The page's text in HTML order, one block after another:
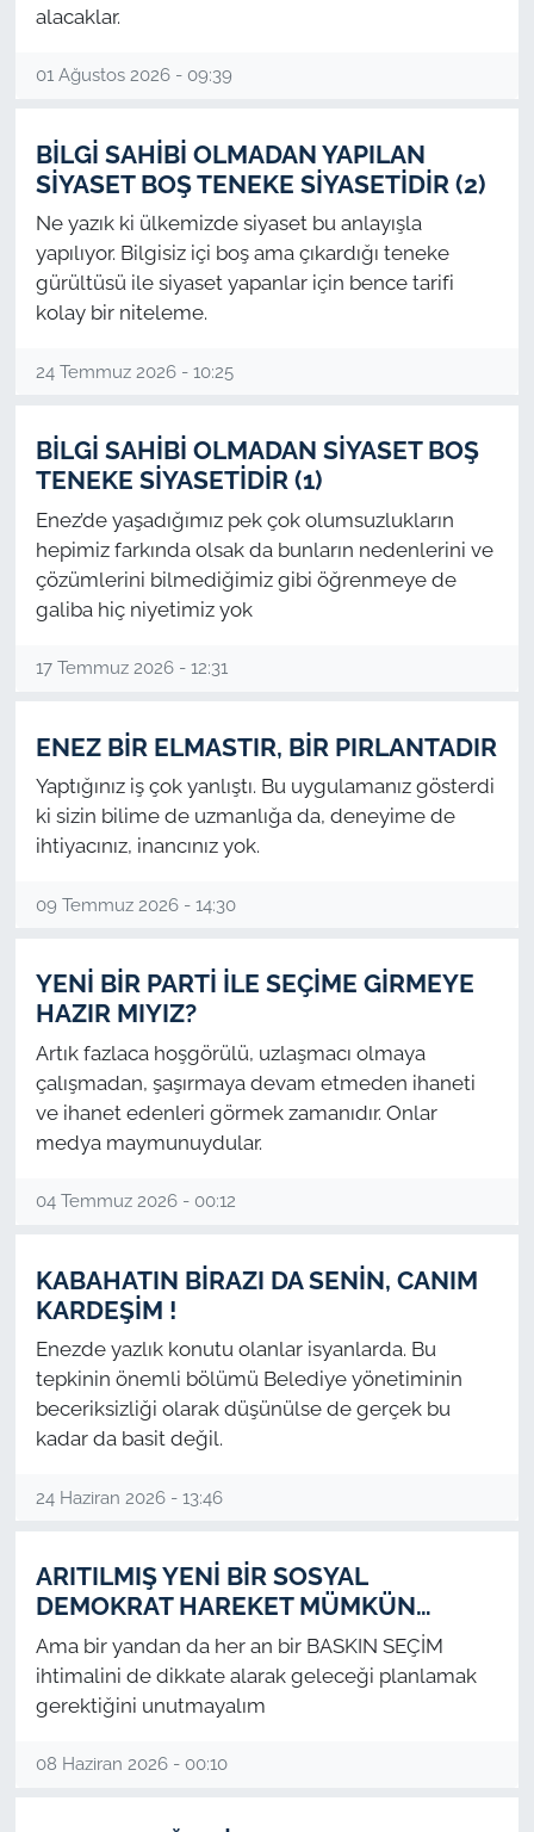
alacaklar.
01 Ağustos 2026 - 09:39
BİLGİ SAHİBİ OLMADAN YAPILAN
SİYASET BOŞ TENEKE SİYASETİDİR (2)
Ne yazık ki ülkemizde siyaset bu anlayışla
yapılıyor. Bilgisiz içi boş ama çıkardığı teneke
gürültüsü ile siyaset yapanlar için bence tarifi
kolay bir niteleme.
24 Temmuz 2026 - 10:25
BİLGİ SAHİBİ OLMADAN SİYASET BOŞ
TENEKE SİYASETİDİR (1)
Enez’de yaşadığımız pek çok olumsuzlukların
hepimiz farkında olsak da bunların nedenlerini ve
çözümlerini bilmediğimiz gibi öğrenmeye de
galiba hiç niyetimiz yok
17 Temmuz 2026 - 12:31
ENEZ BİR ELMASTIR, BİR PIRLANTADIR
Yaptığınız iş çok yanlıştı. Bu uygulamanız gösterdi
ki sizin bilime de uzmanlığa da, deneyime de
ihtiyacınız, inancınız yok.
09 Temmuz 2026 - 14:30
YENİ BİR PARTİ İLE SEÇİME GİRMEYE
HAZIR MIYIZ?
Artık fazlaca hoşgörülü, uzlaşmacı olmaya
çalışmadan, şaşırmaya devam etmeden ihaneti
ve ihanet edenleri görmek zamanıdır. Onlar
medya maymunuydular.
04 Temmuz 2026 - 00:12
KABAHATIN BİRAZI DA SENİN, CANIM
KARDEŞİM !
Enezde yazlık konutu olanlar isyanlarda. Bu
tepkinin önemli bölümü Belediye yönetiminin
beceriksizliği olarak düşünülse de gerçek bu
kadar da basit değil.
24 Haziran 2026 - 13:46
ARITILMIŞ YENİ BİR SOSYAL
DEMOKRAT HAREKET MÜMKÜN…
Ama bir yandan da her an bir BASKIN SEÇİM
ihtimalini de dikkate alarak geleceği planlamak
gerektiğini unutmayalım
08 Haziran 2026 - 00:10
KIRKLARELİ
ÇANAKKALE
TÜRKİYE
Genel
Politika
Flaş Haber
İş Dünyası
Bilim Teknoloji
English News
Finans
Genel-A
Gündem-Eğitim